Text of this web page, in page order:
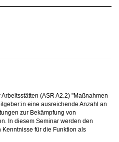
(ASR A2.2) "Maßnahmen
eine ausreichende Anzahl an
zur Bekämpfung von
In diesem Seminar werden den
für die Funktion als